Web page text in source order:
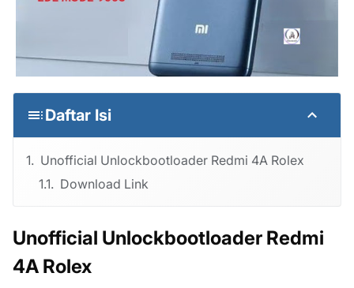
Daftar Isi
Unofficial Unlockbootloader Redmi 4A Rolex
Download Link
Unofficial Unlockbootloader Redmi
4A Rolex